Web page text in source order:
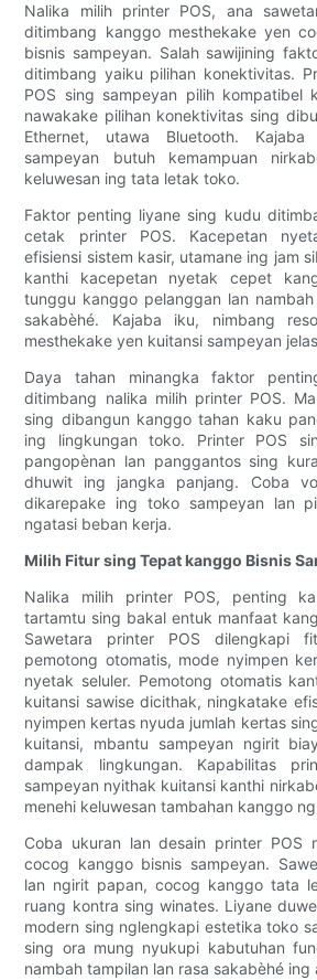
Nalika milih printer POS, ana
ditimbang kanggo mesthekake yen
bisnis sampeyan. Salah sawijining
ditimbang yaiku pilihan konektivitas.
POS sing sampeyan pilih kompatibel
nawakake pilihan konektivitas sing
Ethernet, utawa Bluetooth.
sampeyan butuh kemampuan
keluwesan ing tata letak toko.
Faktor penting liyane sing kudu
cetak printer POS. Kacepetan
efisiensi sistem kasir, utamane ing jam
kanthi kacepetan nyetak cepet
tunggu kanggo pelanggan lan
sakabèhé. Kajaba iku, nimbang
mesthekake yen kuitansi sampeyan
Daya tahan minangka faktor
ditimbang nalika milih printer POS.
sing dibangun kanggo tahan kaku
ing lingkungan toko. Printer POS
pangopènan lan panggantos sing
dhuwit ing jangka panjang. Coba
dikarepake ing toko sampeyan lan
ngatasi beban kerja.
Milih Fitur sing Tepat kanggo Bisnis
Nalika milih printer POS, penting
tartamtu sing bakal entuk manfaat
Sawetara printer POS dilengkapi
pemotong otomatis, mode nyimpen
nyetak seluler. Pemotong otomatis
kuitansi sawise dicithak, ningkatake
nyimpen kertas nyuda jumlah kertas
kuitansi, mbantu sampeyan ngirit
dampak lingkungan. Kapabilitas
sampeyan nyithak kuitansi kanthi
menehi keluwesan tambahan kanggo
Coba ukuran lan desain printer POS
cocog kanggo bisnis sampeyan.
lan ngirit papan, cocog kanggo tata
ruang kontra sing winates. Liyane
modern sing nglengkapi estetika toko
sing ora mung nyukupi kabutuhan
nambah tampilan lan rasa sakabèhé ing